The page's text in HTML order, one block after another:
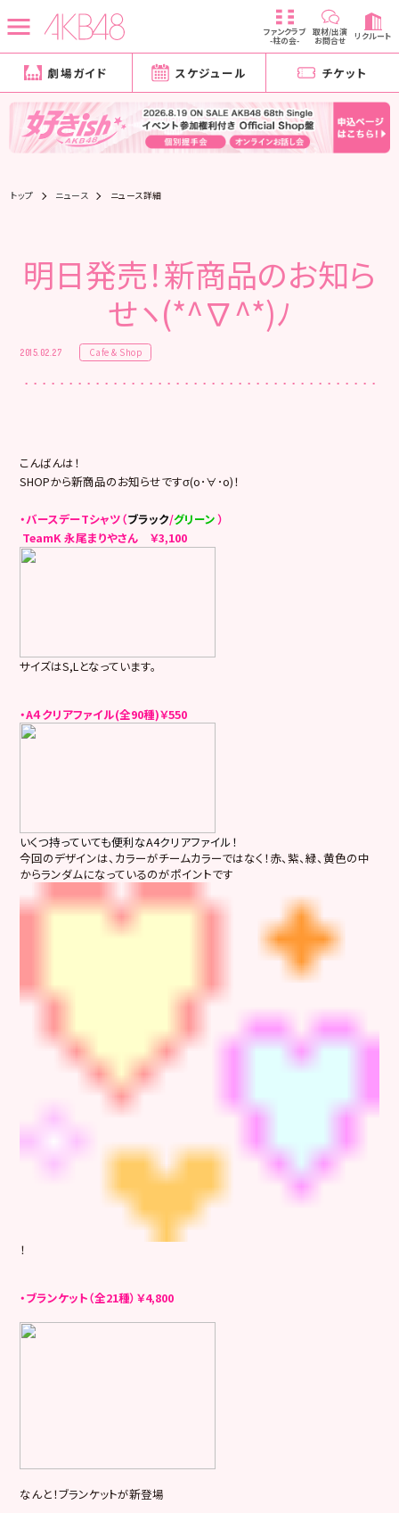
ファンクラブ
-柱の会-
取材/出演
お問合せ リクルート
劇場ガイド スケジュール チケット
トップ ニュース ニュース詳細
明日発売！新商品のお知ら
せヽ(*^∇^*)ﾉ
2015.02.27 Cafe & Shop
こんばんは！
SHOPから新商品のお知らせですσ(o･∀･o)！
・バースデーTシャツ（ブラック/グリーン）
TeamK 永尾まりやさん ￥3,100
サイズはS,Lとなっています。
・A４クリアファイル(全90種)￥550
いくつ持っていても便利なA4クリアファイル！
今回のデザインは、カラーがチームカラーではなく！赤、紫、緑、黄色の中
からランダムになっているのがポイントです
！
・ブランケット（全21種）￥4,800
なんと！ブランケットが新登場